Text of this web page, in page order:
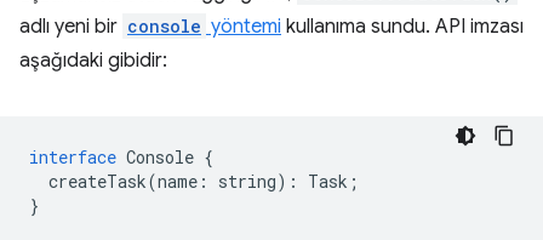
adlı yeni bir console yöntemi kullanıma sundu. API imzası
aşağıdaki gibidir:
interface Console {
createTask(name : string) : Task ;
}